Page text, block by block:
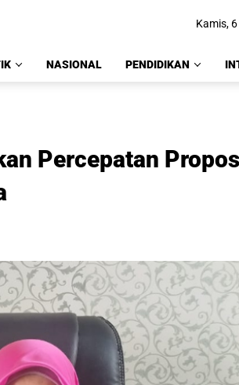
Kamis,
NASIONAL PENDIDIKAN
Percepatan